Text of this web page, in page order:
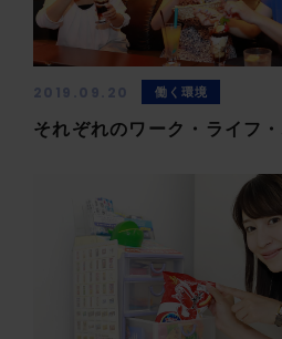
2019.09.20 働く環境
それぞれのワーク・ライフ